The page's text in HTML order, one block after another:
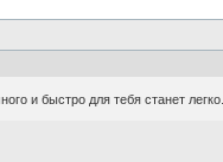
и быстро для тебя станет